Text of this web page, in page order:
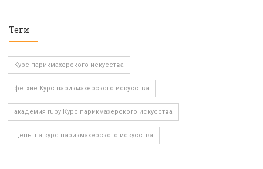
Теги
Курс парикмахерского искусства
фетхие Курс парикмахерского искусства
академия ruby Курс парикмахерского искусства
Цены на курс парикмахерского искусства